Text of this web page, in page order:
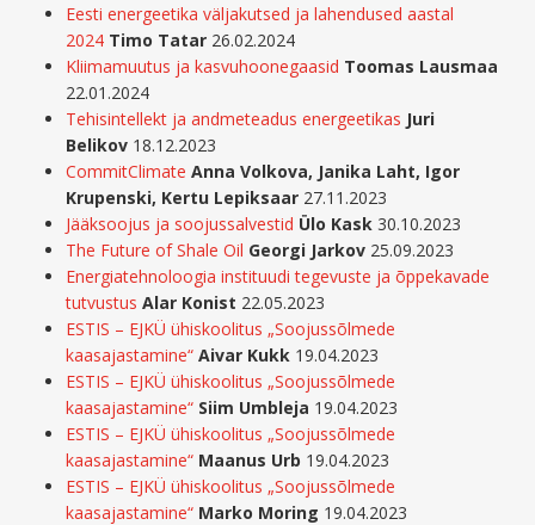
Eesti energeetika väljakutsed ja lahendused aastal
2024 Timo Tatar 26.02.2024
Kliimamuutus ja kasvuhoonegaasid Toomas Lausmaa
22.01.2024
Tehisintellekt ja andmeteadus energeetikas Juri
Belikov 18.12.2023
CommitClimate Anna Volkova, Janika Laht, Igor
Krupenski, Kertu Lepiksaar 27.11.2023
Jääksoojus ja soojussalvestid Ülo Kask 30.10.2023
The Future of Shale Oil Georgi Jarkov 25.09.2023
Energiatehnoloogia instituudi tegevuste ja õppekavade
tutvustus Alar Konist 22.05.2023
ESTIS – EJKÜ ühiskoolitus „Soojussõlmede
kaasajastamine“ Aivar Kukk 19.04.2023
ESTIS – EJKÜ ühiskoolitus „Soojussõlmede
kaasajastamine“ Siim Umbleja 19.04.2023
ESTIS – EJKÜ ühiskoolitus „Soojussõlmede
kaasajastamine“ Maanus Urb 19.04.2023
ESTIS – EJKÜ ühiskoolitus „Soojussõlmede
kaasajastamine“ Marko Moring 19.04.2023